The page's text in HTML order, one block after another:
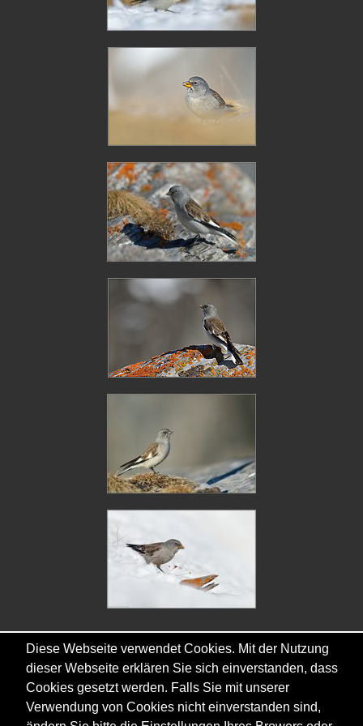
Copyright © - 2026 - Gordana & Ralf Kistowski
Diese Webseite verwendet Cookies. Mit der Nutzung
dieser Webseite erklären Sie sich einverstanden, dass
Cookies gesetzt werden. Falls Sie mit unserer
Verwendung von Cookies nicht einverstanden sind,